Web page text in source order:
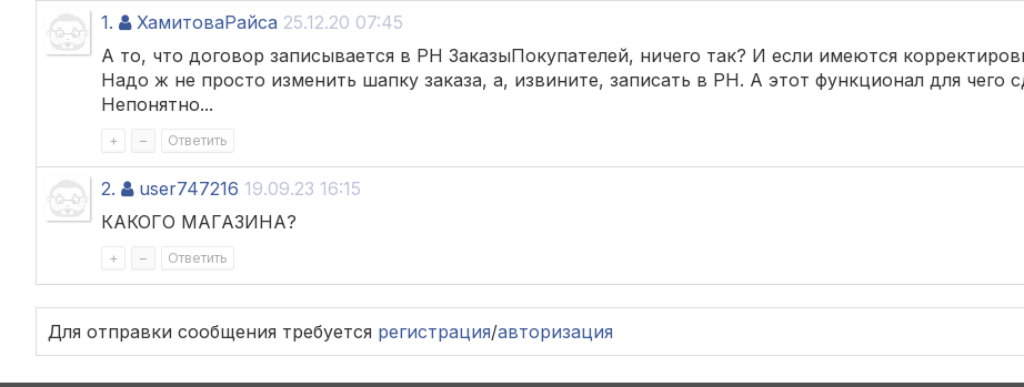
1. ХамитоваРайса 25.12.20 07:45
А то, что договор записывается в РН ЗаказыПокупателей, ничего так? И если имеются
Надо ж не просто изменить шапку заказа, а, извините, записать в РН. А этот функционал для чего
Непонятно...
+ – Ответить
2. user747216 19.09.23 16:15
КАКОГО МАГАЗИНА?
+ – Ответить
Для отправки сообщения требуется регистрация/авторизация